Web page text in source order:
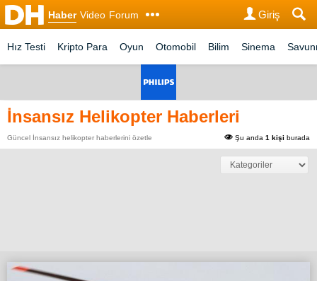
Haber Video Forum Giriş
Hız Testi Kripto Para Oyun Otomobil Bilim Sinema
İnsansız Helikopter Haberleri
Güncel İnsansız helikopter haberlerini özetle Şu anda 1 kişi burada